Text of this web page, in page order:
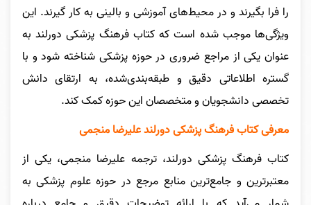
را فرا بگیرند و در محیط‌های آموزشی و بالینی به کار گیرند. این
ویژگی‌ها موجب شده است که کتاب فرهنگ پزشکی دورلند به
عنوان یکی از مراجع ضروری در حوزه پزشکی شناخته شود و با
گستره اطلاعاتی دقیق و طبقه‌بندی‌شده، به ارتقای دانش
تخصصی دانشجویان و متخصصان این حوزه کمک کند.
معرفی کتاب فرهنگ پزشکی دورلند علیرضا منجمی
کتاب فرهنگ پزشکی دورلند، ترجمه علیرضا منجمی، یکی از
معتبرترین و جامع‌ترین منابع مرجع در حوزه علوم پزشکی به